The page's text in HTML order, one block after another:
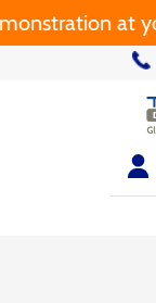
your plant.